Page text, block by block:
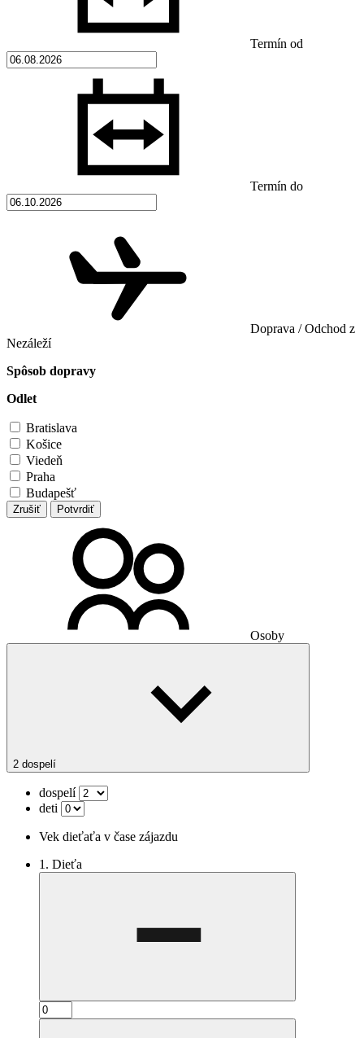
Termín od
Termín do
Doprava / Odchod z
Nezáleží
Spôsob dopravy
Odlet
Bratislava
Košice
Viedeň
Praha
Budapešť
Zrušiť Potvrdiť
Osoby
2 dospelí
dospelí
deti
Vek dieťaťa v čase zájazdu
1. Dieťa